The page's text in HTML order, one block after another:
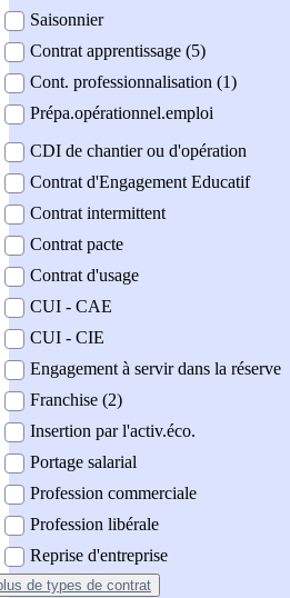
Saisonnier
Contrat apprentissage (5)
Cont. professionnalisation (1)
Prépa.opérationnel.emploi
CDI de chantier ou d'opération
Contrat d'Engagement Educatif
Contrat intermittent
Contrat pacte
Contrat d'usage
CUI - CAE
CUI - CIE
Engagement à servir dans la réserve
Franchise (2)
Insertion par l'activ.éco.
Portage salarial
Profession commerciale
Profession libérale
Reprise d'entreprise
de types de contrat